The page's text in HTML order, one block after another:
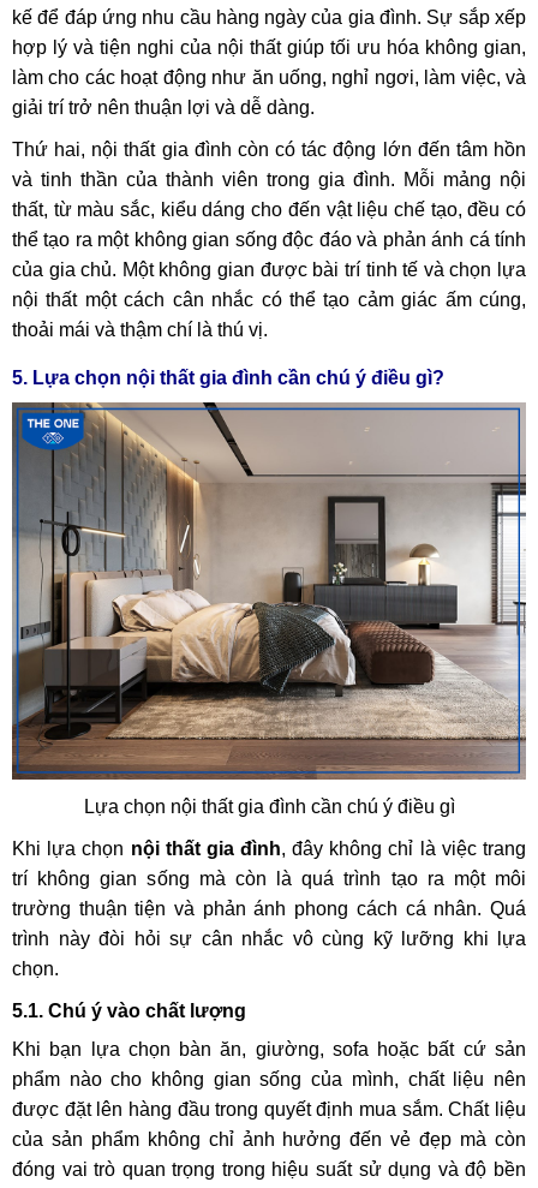
kế để đáp ứng nhu cầu hàng ngày của gia đình. Sự sắp xếp
hợp lý và tiện nghi của nội thất giúp tối ưu hóa không gian,
làm cho các hoạt động như ăn uống, nghỉ ngơi, làm việc, và
giải trí trở nên thuận lợi và dễ dàng.
Thứ hai, nội thất gia đình còn có tác động lớn đến tâm hồn
và tinh thần của thành viên trong gia đình. Mỗi mảng nội
thất, từ màu sắc, kiểu dáng cho đến vật liệu chế tạo, đều có
thể tạo ra một không gian sống độc đáo và phản ánh cá tính
của gia chủ. Một không gian được bài trí tinh tế và chọn lựa
nội thất một cách cân nhắc có thể tạo cảm giác ấm cúng,
thoải mái và thậm chí là thú vị.
5. Lựa chọn nội thất gia đình cần chú ý điều gì?
Lựa chọn nội thất gia đình cần chú ý điều gì
Khi lựa chọn nội thất gia đình, đây không chỉ là việc trang
trí không gian sống mà còn là quá trình tạo ra một môi
trường thuận tiện và phản ánh phong cách cá nhân. Quá
trình này đòi hỏi sự cân nhắc vô cùng kỹ lưỡng khi lựa
chọn.
5.1. Chú ý vào chất lượng
Khi bạn lựa chọn bàn ăn, giường, sofa hoặc bất cứ sản
phẩm nào cho không gian sống của mình, chất liệu nên
được đặt lên hàng đầu trong quyết định mua sắm. Chất liệu
của sản phẩm không chỉ ảnh hưởng đến vẻ đẹp mà còn
đóng vai trò quan trọng trong hiệu suất sử dụng và độ bền